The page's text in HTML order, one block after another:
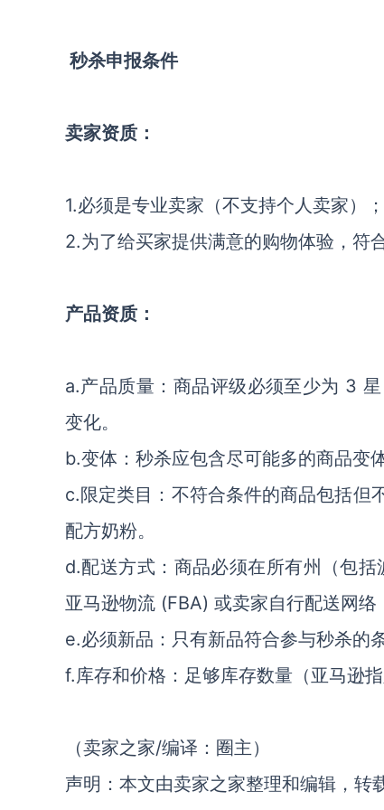
秒杀申报条件
卖家资质：
1.必须是专业卖家（不支持个人卖家）；
2.为了给买家提供满意的购物体验，符
产品资质：
a.产品质量：商品评级必须至少为 3
变化。
b.变体：秒杀应包含尽可能多的商品变
c.限定类目：不符合条件的商品包括但
配方奶粉。
d.配送方式：商品必须在所有州（包
亚马逊物流 (FBA) 或卖家自行配送网络
e.必须新品：只有新品符合参与秒杀的
f.库存和价格：足够库存数量（亚马逊
（卖家之家/编译：圈主）
声明：本文由卖家之家整理和编辑，